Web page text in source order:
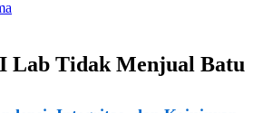
Lab Tidak Menjual Batu